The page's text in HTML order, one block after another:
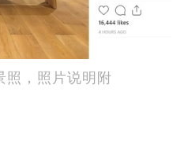
照，照片说明附